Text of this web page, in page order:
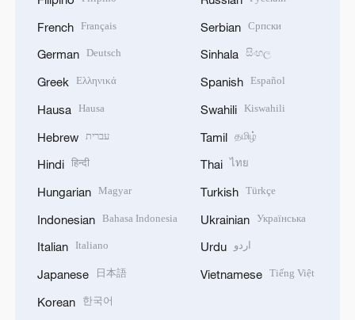
French Français
German Deutsch
Greek Ελληνικά
Hausa Hausa
Hebrew עברית
Hindi हिन्दी
Hungarian Magyar
Indonesian Bahasa Indonesia
Italian Italiano
Japanese 日本語
Korean 한국어
Serbian Српски
Sinhala සිංහල
Spanish Español
Swahili Kiswahili
Tamil தமிழ்
Thai ไทย
Turkish Türkçe
Ukrainian Українська
Urdu اردو
Vietnamese Tiếng Việt